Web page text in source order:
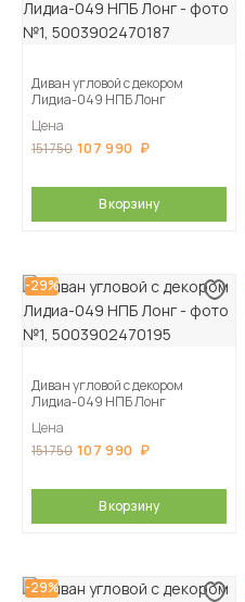
Диван угловой с декором
Лидиа-049 НПБ Лонг
Цена
151 750 107 990
В корзину
-29%
Диван угловой с декором
Лидиа-049 НПБ Лонг
Цена
151 750 107 990
В корзину
-29%